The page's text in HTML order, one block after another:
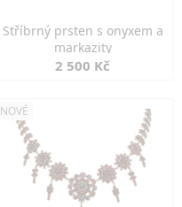
Stříbrný prsten s onyxem a
markazity
2 500 Kč
NOVÉ